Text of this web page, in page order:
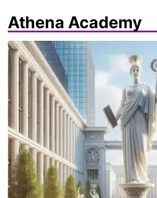
Athena Academy